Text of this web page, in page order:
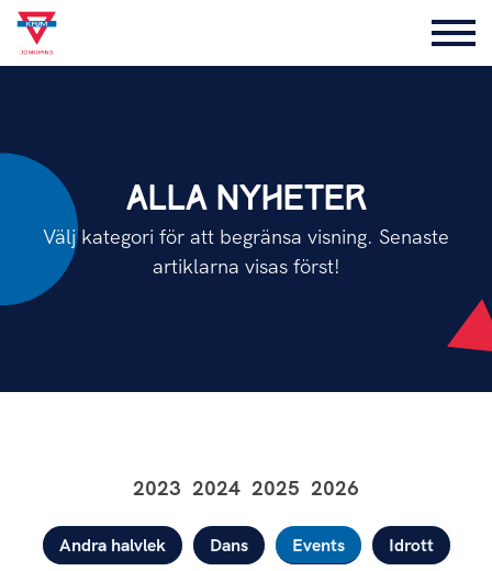
ALLA NYHETER
Välj kategori för att begränsa visning. Senaste
artiklarna visas först!
2026
2025
2024
2023
Kategorier
Andra halvlek Dans Events Idrott